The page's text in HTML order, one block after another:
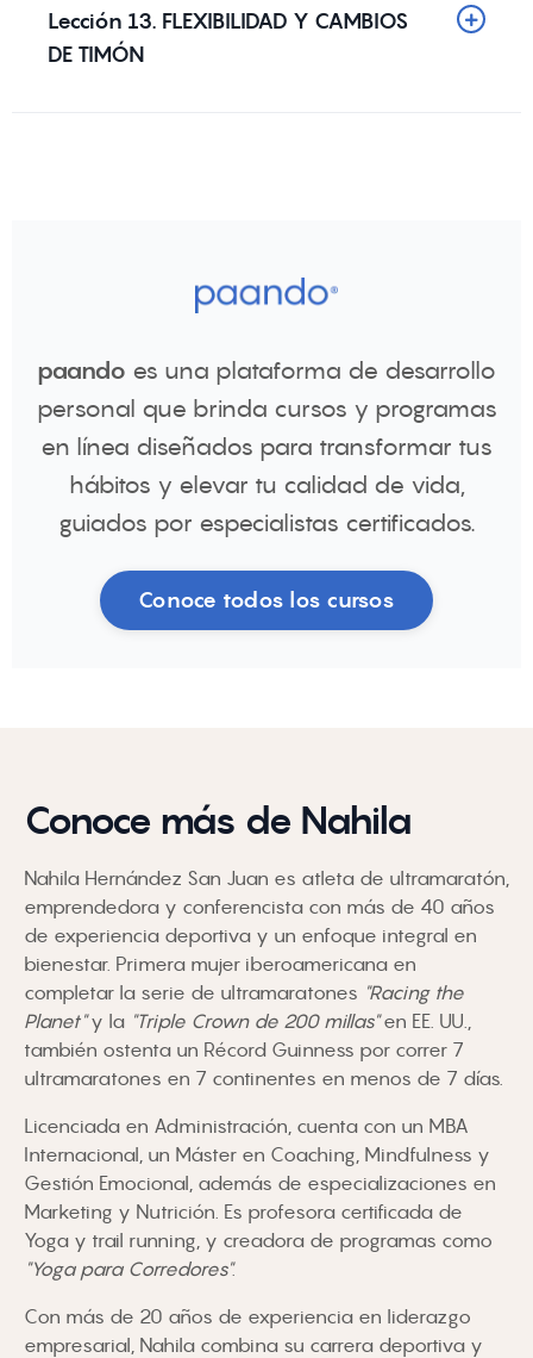
Lección 13. FLEXIBILIDAD Y CAMBIOS
DE TIMÓN
paando es una plataforma de desarrollo
personal que brinda cursos y programas
en línea diseñados para transformar tus
hábitos y elevar tu calidad de vida,
guiados por especialistas certificados.
Conoce todos los cursos
Conoce más de Nahila
Nahila Hernández San Juan es atleta de ultramaratón,
emprendedora y conferencista con más de 40 años
de experiencia deportiva y un enfoque integral en
bienestar. Primera mujer iberoamericana en
completar la serie de ultramaratones "Racing the
Planet"y la "Triple Crown de 200 millas"en EE. UU.,
también ostenta un Récord Guinness por correr 7
ultramaratones en 7 continentes en menos de 7 días.
Licenciada en Administración, cuenta con un MBA
Internacional, un Máster en Coaching, Mindfulness y
Gestión Emocional, además de especializaciones en
Marketing y Nutrición. Es profesora certificada de
Yoga y trail running, y creadora de programas como
"Yoga para Corredores".
Con más de 20 años de experiencia en liderazgo
empresarial, Nahila combina su carrera deportiva y